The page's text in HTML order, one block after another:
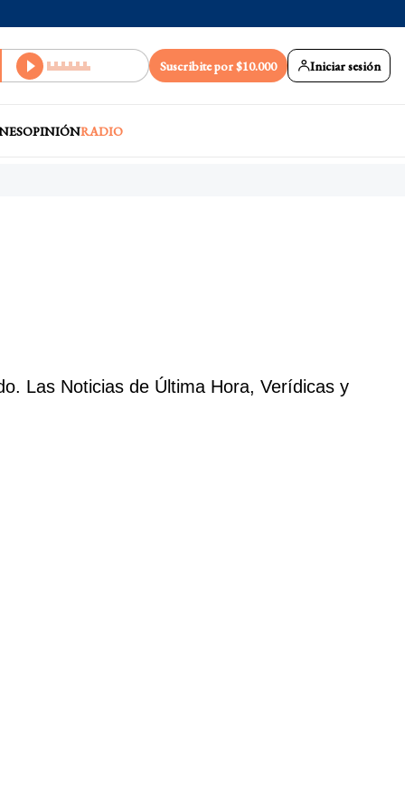
Suscribite por $10.000 Iniciar sesión
OPINIÓNRADIO
Las Noticias de Última Hora, Verídicas y